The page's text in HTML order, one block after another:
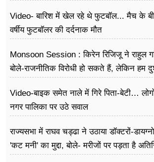
Video- बारिश में खेल रहे थे फुटबॉल... मैच के
वर्षीय फुटबॉलर की दर्दनाक मौत
Monsoon Session : किरेन रिजिजू ने राहुल
बोले-राजनीतिक विरोधी हो सकते हैं, लेकिन हम
Video-बाइक समेत नाले में गिरे पिता-बेटी…
नगर पालिका पर उठे सवाल
राज्यसभा में राघव चड्ढा ने उठाया डॉक्टरों-
'कट मनी' का मुद्दा, बोले- मरीजों पर पड़ता है